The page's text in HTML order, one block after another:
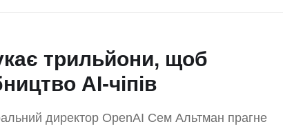
трильйони, щоб
АІ-чіпів
директор OpenAI Сем Альтман прагне